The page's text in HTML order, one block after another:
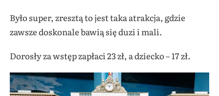
Było super, zresztą to jest taka atrakcja, gdzie
zawsze doskonale bawią się duzi i mali.
Dorosły za wstęp zapłaci 23 zł, a dziecko – 17 zł.